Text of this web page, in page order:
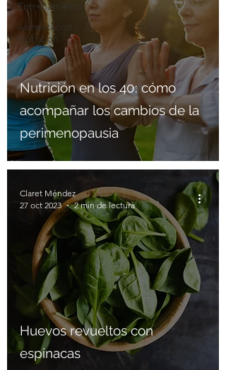
Entrenamiento
Alimentacion y
Nutricion
Nutrición en los 40: cómo
acompañar los cambios de la
perimenopausia
Huevos revueltos con
espinacas
Claret Méndez
27 oct 2023
2 min de lectura